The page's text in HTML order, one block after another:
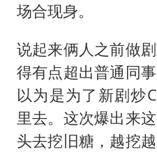
场合现身。
说起来俩人之前做
得有点超出普通同
以为是为了新剧炒
里去。这次爆出来
头去挖旧糖，越挖